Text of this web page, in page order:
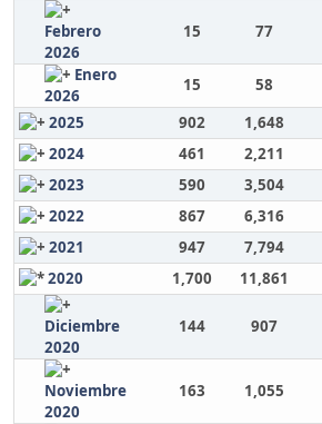
Febrero
2026
15 77
Enero
2026
15 58
2025
902 1,648
2024
461 2,211
2023
590 3,504
2022
867 6,316
2021
947 7,794
2020
1,700 11,861
Diciembre
2020
144 907
Noviembre
2020
163 1,055